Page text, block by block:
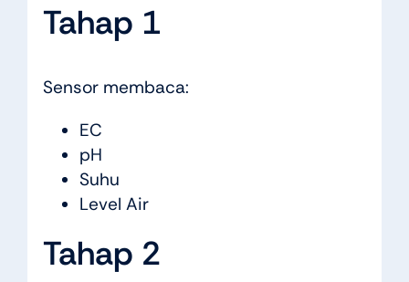
Tahap 1
Sensor membaca:
EC
pH
Suhu
Level Air
Tahap 2